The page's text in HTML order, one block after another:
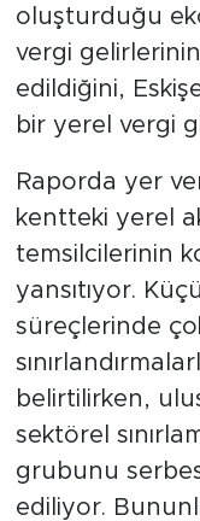
oluşturduğu
vergi
edildiğini,
bir yerel vergi
Raporda yer
kentteki yerel
temsilcilerinin
yansıtıyor.
süreçlerinde
belirtilirken,
sektörel
grubunu
ediliyor.